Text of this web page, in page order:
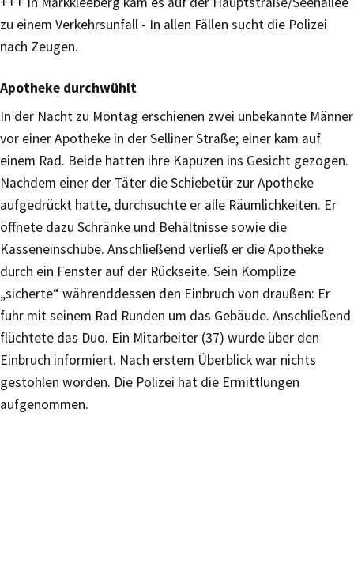
zu einem Verkehrsunfall - In allen Fällen sucht die Polizei
nach Zeugen.
Apotheke durchwühlt
In der Nacht zu Montag erschienen zwei unbekannte Männer
vor einer Apotheke in der Selliner Straße; einer kam auf
einem Rad. Beide hatten ihre Kapuzen ins Gesicht gezogen.
Nachdem einer der Täter die Schiebetür zur Apotheke
aufgedrückt hatte, durchsuchte er alle Räumlichkeiten. Er
öffnete dazu Schränke und Behältnisse sowie die
Kasseneinschübe. Anschließend verließ er die Apotheke
durch ein Fenster auf der Rückseite. Sein Komplize
„sicherte“ währenddessen den Einbruch von draußen: Er
fuhr mit seinem Rad Runden um das Gebäude. Anschließend
flüchtete das Duo. Ein Mitarbeiter (37) wurde über den
Einbruch informiert. Nach erstem Überblick war nichts
gestohlen worden. Die Polizei hat die Ermittlungen
aufgenommen.